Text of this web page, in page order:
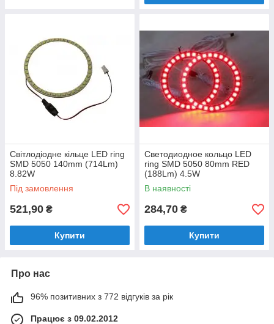
Світлодіодне кільце LED ring
SMD 5050 140mm (714Lm)
8.82W
Під замовлення
521,90 ₴
Купити
Светодиодное кольцо LED
ring SMD 5050 80mm RED
(188Lm) 4.5W
В наявності
284,70 ₴
Купити
Про нас
96% позитивних з 772 відгуків за рік
Працює з 09.02.2012